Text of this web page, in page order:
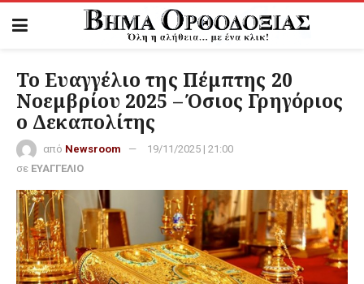
Το Ευαγγέλιο της Πέμπτης 20
Νοεμβρίου 2025 – Όσιος Γρηγόριος
ο Δεκαπολίτης
από Newsroom
19/11/2025 | 21:00
σε ΕΥΑΓΓΕΛΙΟ